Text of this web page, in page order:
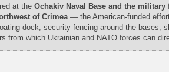
at theOchakiv Naval Base and the
of Crimea— the American-funded
dock, security fencing around the bases,
from which Ukrainian and NATO forces can